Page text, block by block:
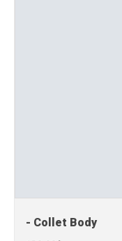
- Collet Body